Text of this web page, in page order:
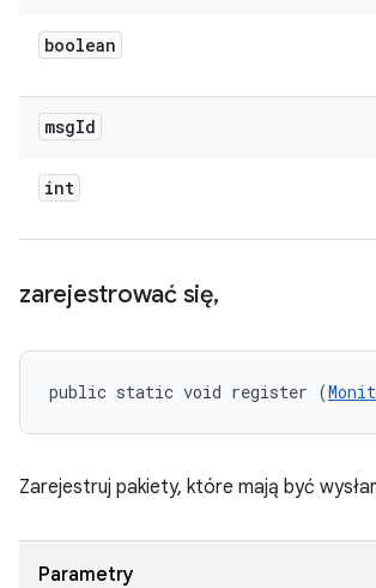
boolean
msgId
int
zarejestrować się,
public static void register (
Zarejestruj pakiety, które mają być
Parametry